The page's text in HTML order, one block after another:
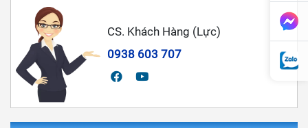
CS. Khách Hàng (Lực)
0938 603 707